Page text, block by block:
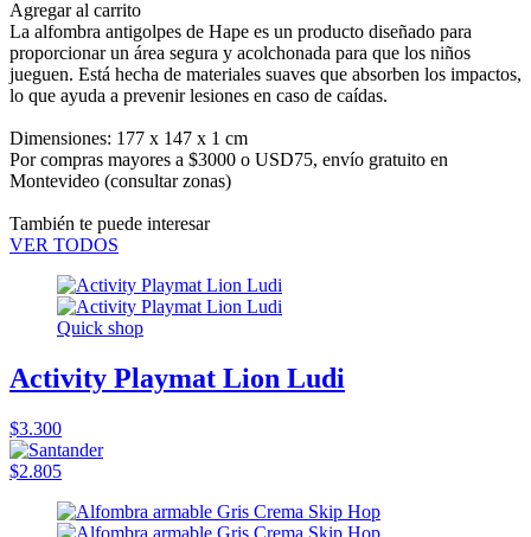
Agregar al carrito
La alfombra antigolpes de Hape es un producto diseñado para
proporcionar un área segura y acolchonada para que los niños
jueguen. Está hecha de materiales suaves que absorben los impactos,
lo que ayuda a prevenir lesiones en caso de caídas.
Dimensiones: 177 x 147 x 1 cm
Por compras mayores a $3000 o USD75, envío gratuito en
Montevideo (consultar zonas)
También te puede interesar
VER TODOS
Quick shop
Activity Playmat Lion Ludi
$3.300
$2.805